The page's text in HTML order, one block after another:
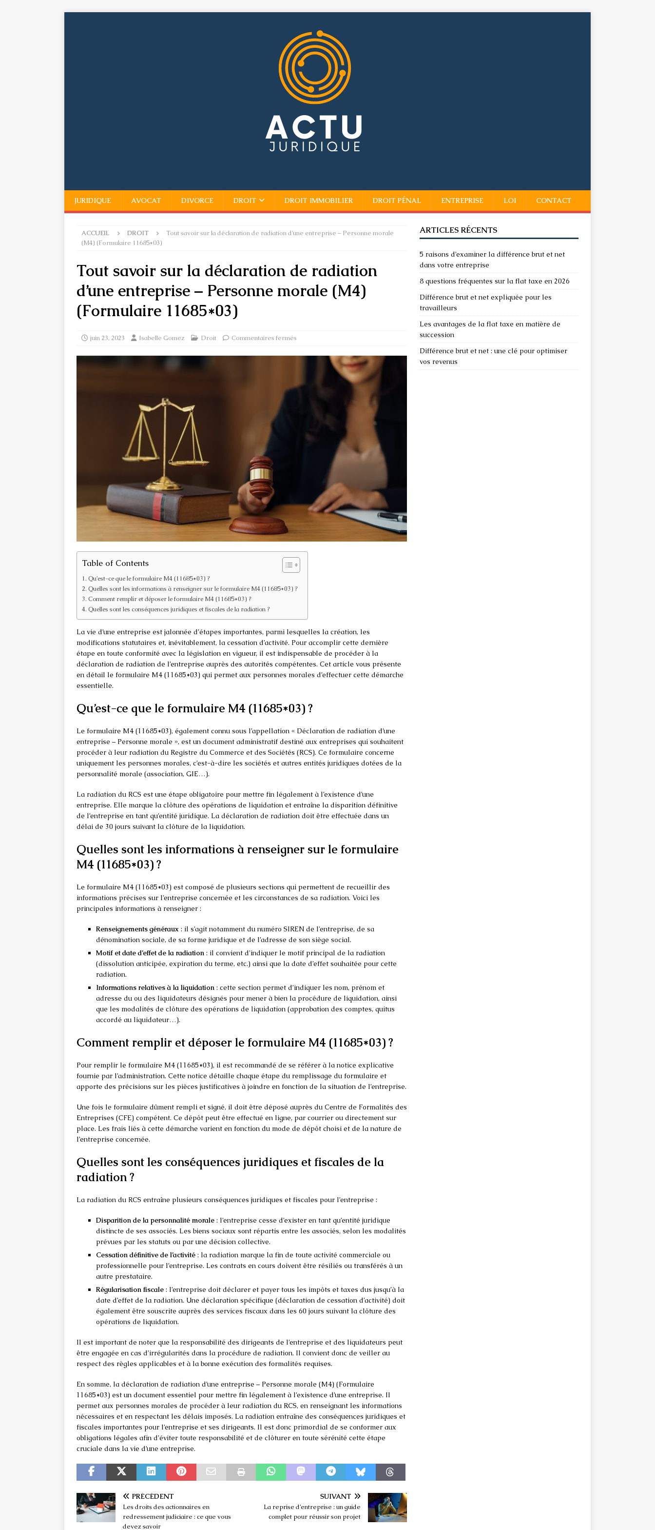
JURIDIQUE AVOCAT DIVORCE DROIT DROIT IMMOBILIER DROIT PÉNAL ENTREPRISE LOI CONTACT
ACCUEIL DROIT
Tout savoir sur la déclaration de radiation d’une entreprise – Personne morale
(M4) (Formulaire 11685*03)
Tout savoir sur la déclaration de radiation
d’une entreprise – Personne morale (M4)
(Formulaire 11685*03)
juin 23, 2023 Isabelle Gomez Droit Commentaires fermés
Table of Contents
Qu’est-ce que le formulaire M4 (11685*03) ?
Quelles sont les informations à renseigner sur le formulaire M4 (11685*03) ?
Comment remplir et déposer le formulaire M4 (11685*03) ?
Quelles sont les conséquences juridiques et fiscales de la radiation ?
La vie d’une entreprise est jalonnée d’étapes importantes, parmi lesquelles la création, les
modifications statutaires et, inévitablement, la cessation d’activité. Pour accomplir cette dernière
étape en toute conformité avec la législation en vigueur, il est indispensable de procéder à la
déclaration de radiation de l’entreprise auprès des autorités compétentes. Cet article vous présente
en détail le formulaire M4 (11685*03) qui permet aux personnes morales d’effectuer cette démarche
essentielle.
Qu’est-ce que le formulaire M4 (11685*03) ?
Le formulaire M4 (11685*03), également connu sous l’appellation « Déclaration de radiation d’une
entreprise – Personne morale », est un document administratif destiné aux entreprises qui souhaitent
procéder à leur radiation du Registre du Commerce et des Sociétés (RCS). Ce formulaire concerne
uniquement les personnes morales, c’est-à-dire les sociétés et autres entités juridiques dotées de la
personnalité morale (association, GIE…).
La radiation du RCS est une étape obligatoire pour mettre fin légalement à l’existence d’une
entreprise. Elle marque la clôture des opérations de liquidation et entraîne la disparition définitive
de l’entreprise en tant qu’entité juridique. La déclaration de radiation doit être effectuée dans un
délai de 30 jours suivant la clôture de la liquidation.
Quelles sont les informations à renseigner sur le formulaire
M4 (11685*03) ?
Le formulaire M4 (11685*03) est composé de plusieurs sections qui permettent de recueillir des
informations précises sur l’entreprise concernée et les circonstances de sa radiation. Voici les
principales informations à renseigner :
Renseignements généraux : il s’agit notamment du numéro SIREN de l’entreprise, de sa
dénomination sociale, de sa forme juridique et de l’adresse de son siège social.
Motif et date d’effet de la radiation : il convient d’indiquer le motif principal de la radiation
(dissolution anticipée, expiration du terme, etc.) ainsi que la date d’effet souhaitée pour cette
radiation.
Informations relatives à la liquidation : cette section permet d’indiquer les nom, prénom et
adresse du ou des liquidateurs désignés pour mener à bien la procédure de liquidation, ainsi
que les modalités de clôture des opérations de liquidation (approbation des comptes, quitus
accordé au liquidateur…).
Comment remplir et déposer le formulaire M4 (11685*03) ?
Pour remplir le formulaire M4 (11685*03), il est recommandé de se référer à la notice explicative
fournie par l’administration. Cette notice détaille chaque étape du remplissage du formulaire et
apporte des précisions sur les pièces justificatives à joindre en fonction de la situation de l’entreprise.
Une fois le formulaire dûment rempli et signé, il doit être déposé auprès du Centre de Formalités des
Entreprises (CFE) compétent. Ce dépôt peut être effectué en ligne, par courrier ou directement sur
place. Les frais liés à cette démarche varient en fonction du mode de dépôt choisi et de la nature de
l’entreprise concernée.
Quelles sont les conséquences juridiques et fiscales de la
radiation ?
La radiation du RCS entraîne plusieurs conséquences juridiques et fiscales pour l’entreprise :
Disparition de la personnalité morale : l’entreprise cesse d’exister en tant qu’entité juridique
distincte de ses associés. Les biens sociaux sont répartis entre les associés, selon les modalités
prévues par les statuts ou par une décision collective.
Cessation définitive de l’activité : la radiation marque la fin de toute activité commerciale ou
professionnelle pour l’entreprise. Les contrats en cours doivent être résiliés ou transférés à un
autre prestataire.
Régularisation fiscale : l’entreprise doit déclarer et payer tous les impôts et taxes dus jusqu’à la
date d’effet de la radiation. Une déclaration spécifique (déclaration de cessation d’activité) doit
également être souscrite auprès des services fiscaux dans les 60 jours suivant la clôture des
opérations de liquidation.
Il est important de noter que la responsabilité des dirigeants de l’entreprise et des liquidateurs peut
être engagée en cas d’irrégularités dans la procédure de radiation. Il convient donc de veiller au
respect des règles applicables et à la bonne exécution des formalités requises.
En somme, la déclaration de radiation d’une entreprise – Personne morale (M4) (Formulaire
11685*03) est un document essentiel pour mettre fin légalement à l’existence d’une entreprise. Il
permet aux personnes morales de procéder à leur radiation du RCS, en renseignant les informations
nécessaires et en respectant les délais imposés. La radiation entraîne des conséquences juridiques et
fiscales importantes pour l’entreprise et ses dirigeants. Il est donc primordial de se conformer aux
obligations légales afin d’éviter toute responsabilité et de clôturer en toute sérénité cette étape
cruciale dans la vie d’une entreprise.
PRÉCÉDENT
Les droits des actionnaires en
redressement judiciaire : ce que vous
devez savoir
SUIVANT
La reprise d’entreprise : un guide
complet pour réussir son projet
ARTICLES RÉCENTS
5 raisons d’examiner la différence brut et net
dans votre entreprise
8 questions fréquentes sur la flat taxe en 2026
Différence brut et net expliquée pour les
travailleurs
Les avantages de la flat taxe en matière de
succession
Différence brut et net : une clé pour optimiser
vos revenus